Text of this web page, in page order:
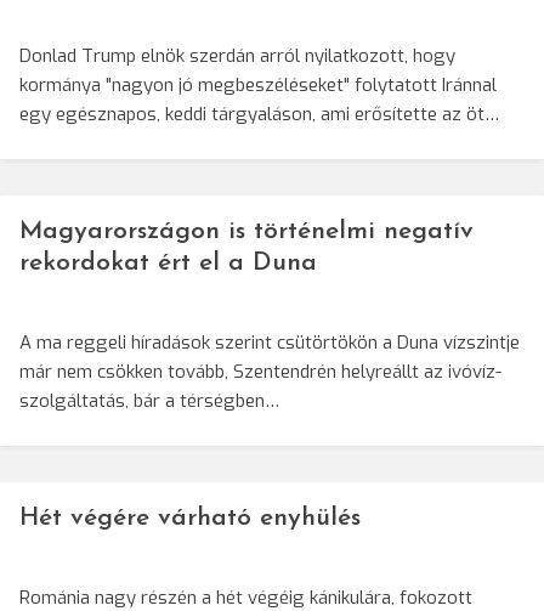
Donlad Trump elnök szerdán arról nyilatkozott, hogy
kormánya "nagyon jó megbeszéléseket" folytatott Iránnal
egy egésznapos, keddi tárgyaláson, ami erősítette az öt…
Magyarországon is történelmi negatív
rekordokat ért el a Duna
A ma reggeli híradások szerint csütörtökön a Duna vízszintje
már nem csökken tovább, Szentendrén helyreállt az ivóvíz-
szolgáltatás, bár a térségben…
Hét végére várható enyhülés
Románia nagy részén a hét végéig kánikulára, fokozott